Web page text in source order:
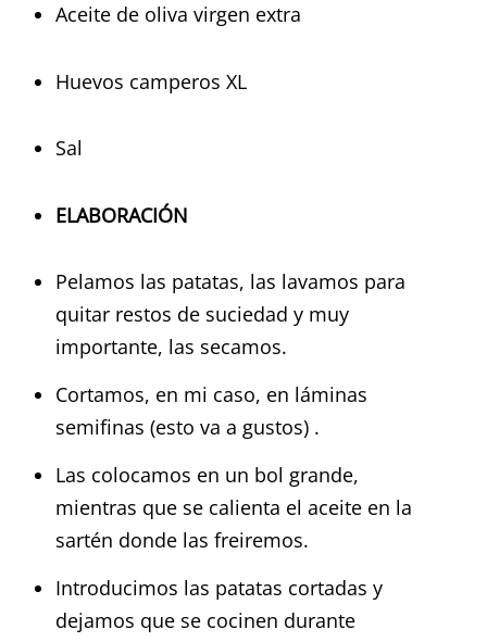
Aceite de oliva virgen extra
Huevos camperos XL
Sal
ELABORACIÓN
Pelamos las patatas, las lavamos para
quitar restos de suciedad y muy
importante, las secamos.
Cortamos, en mi caso, en láminas
semifinas (esto va a gustos) .
Las colocamos en un bol grande,
mientras que se calienta el aceite en la
sartén donde las freiremos.
Introducimos las patatas cortadas y
dejamos que se cocinen durante